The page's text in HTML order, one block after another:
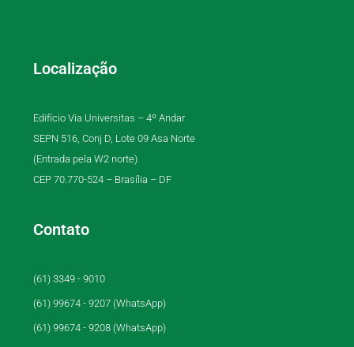
Localização
Edifício Via Universitas – 4º Andar
SEPN 516, Conj D, Lote 09 Asa Norte
(Entrada pela W2 norte)
CEP 70.770-524 – Brasília – DF
Contato
(61) 3349 - 9010
(61) 99674 - 9207 (WhatsApp)
(61) 99674 - 9208 (WhatsApp)